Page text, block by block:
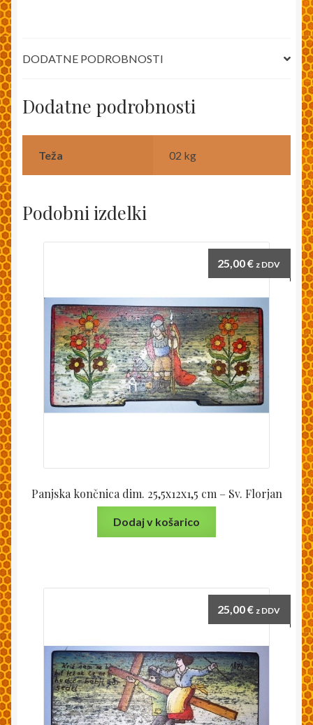
DODATNE PODROBNOSTI
Dodatne podrobnosti
Teža 02 kg
Podobni izdelki
Panjska končnica dim. 25,5x12x1,5 cm – Sv. Florjan
25,00€ z DDV
Dodaj v košarico
25,00€ z DDV